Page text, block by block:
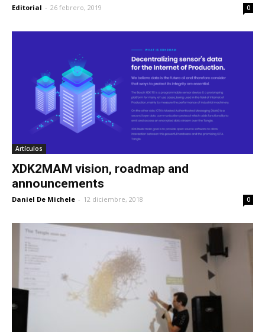
Editorial - 26 febrero, 2019 0
Artículos
XDK2MAM vision, roadmap and
announcements
Daniel De Michele - 12 diciembre, 2018 0